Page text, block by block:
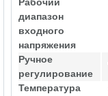
диапазон
входного
напряжения
Ручное
регулирование
Температура